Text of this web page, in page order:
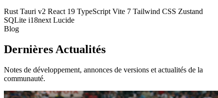
Rust Tauri v2 React 19 TypeScript Vite 7 Tailwind CSS Zustand
SQLite i18next Lucide
Blog
Dernières Actualités
Notes de développement, annonces de versions et actualités de la
communauté.